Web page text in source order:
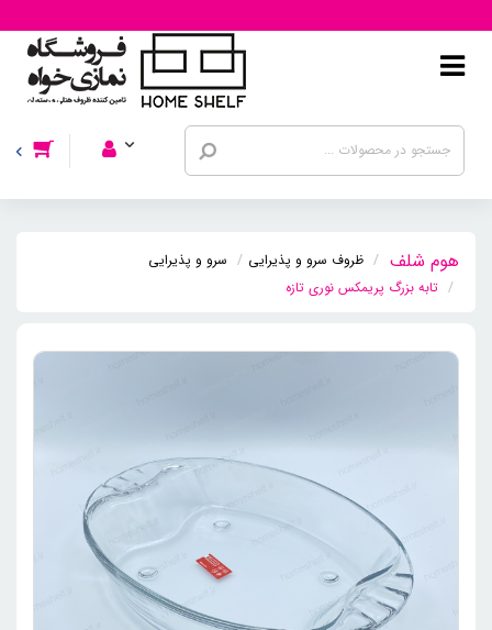
ظروف سرو و پذیرایی
سرو و پذیرایی
تابه بزرگ پریمکس نوری تازه